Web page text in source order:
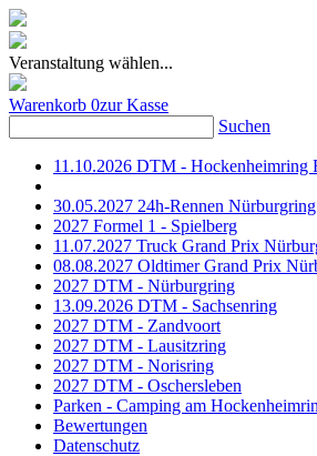
Veranstaltung wählen...
Warenkorb 0zur Kasse
Suchen
11.10.2026 DTM - Hockenheimring
30.05.2027 24h-Rennen Nürburgring
2027 Formel 1 - Spielberg
11.07.2027 Truck Grand Prix
08.08.2027 Oldtimer Grand Prix
2027 DTM - Nürburgring
13.09.2026 DTM - Sachsenring
2027 DTM - Zandvoort
2027 DTM - Lausitzring
2027 DTM - Norisring
2027 DTM - Oschersleben
Parken - Camping am
Bewertungen
Datenschutz